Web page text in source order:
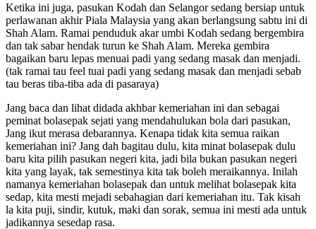
Ketika ini juga, pasukan Kodah dan Selangor sedang bersiap untuk
perlawanan akhir Piala Malaysia yang akan berlangsung sabtu ini di
Shah Alam. Ramai penduduk akar umbi Kodah sedang bergembira
dan tak sabar hendak turun ke Shah Alam. Mereka gembira
bagaikan baru lepas menuai padi yang sedang masak dan menjadi.
(tak ramai tau feel tuai padi yang sedang masak dan menjadi sebab
tau beras tiba-tiba ada di pasaraya)
Jang baca dan lihat didada akhbar kemeriahan ini dan sebagai
peminat bolasepak sejati yang mendahulukan bola dari pasukan,
Jang ikut merasa debarannya. Kenapa tidak kita semua raikan
kemeriahan ini? Jang dah bagitau dulu, kita minat bolasepak dulu
baru kita pilih pasukan negeri kita, jadi bila bukan pasukan negeri
kita yang layak, tak semestinya kita tak boleh meraikannya. Inilah
namanya kemeriahan bolasepak dan untuk melihat bolasepak kita
sedap, kita mesti mejadi sebahagian dari kemeriahan itu. Tak kisah
la kita puji, sindir, kutuk, maki dan sorak, semua ini mesti ada untuk
jadikannya sesedap rasa.